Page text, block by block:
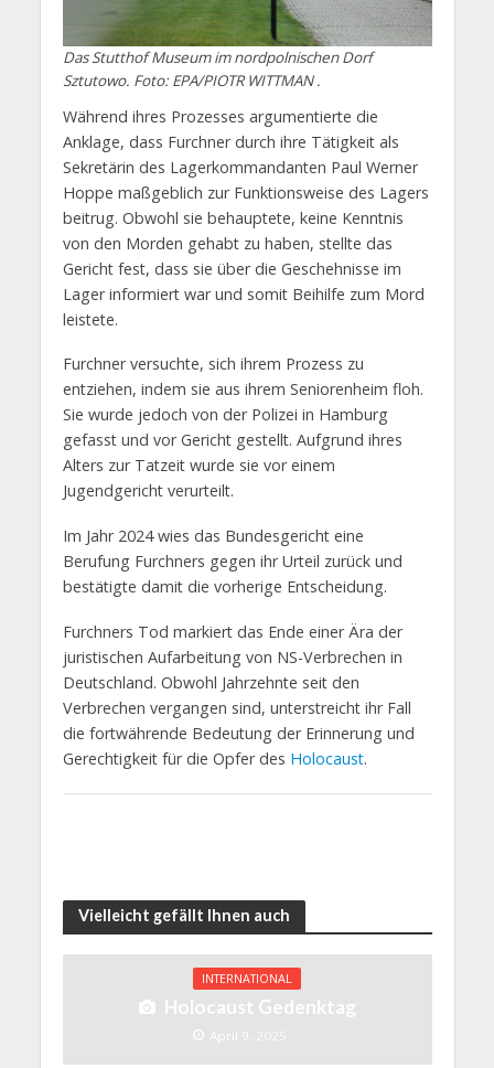
Das Stutthof Museum im nordpolnischen Dorf
Sztutowo. Foto: EPA/PIOTR WITTMAN .
Während ihres Prozesses argumentierte die
Anklage, dass Furchner durch ihre Tätigkeit als
Sekretärin des Lagerkommandanten Paul Werner
Hoppe maßgeblich zur Funktionsweise des Lagers
beitrug. Obwohl sie behauptete, keine Kenntnis
von den Morden gehabt zu haben, stellte das
Gericht fest, dass sie über die Geschehnisse im
Lager informiert war und somit Beihilfe zum Mord
leistete.
Furchner versuchte, sich ihrem Prozess zu
entziehen, indem sie aus ihrem Seniorenheim floh.
Sie wurde jedoch von der Polizei in Hamburg
gefasst und vor Gericht gestellt. Aufgrund ihres
Alters zur Tatzeit wurde sie vor einem
Jugendgericht verurteilt. ​
Im Jahr 2024 wies das Bundesgericht eine
Berufung Furchners gegen ihr Urteil zurück und
bestätigte damit die vorherige Entscheidung.
Furchners Tod markiert das Ende einer Ära der
juristischen Aufarbeitung von NS-Verbrechen in
Deutschland. Obwohl Jahrzehnte seit den
Verbrechen vergangen sind, unterstreicht ihr Fall
die fortwährende Bedeutung der Erinnerung und
Gerechtigkeit für die Opfer des Holocaust.​
Vielleicht gefällt Ihnen auch
INTERNATIONAL
Holocaust Gedenktag
April 9, 2025